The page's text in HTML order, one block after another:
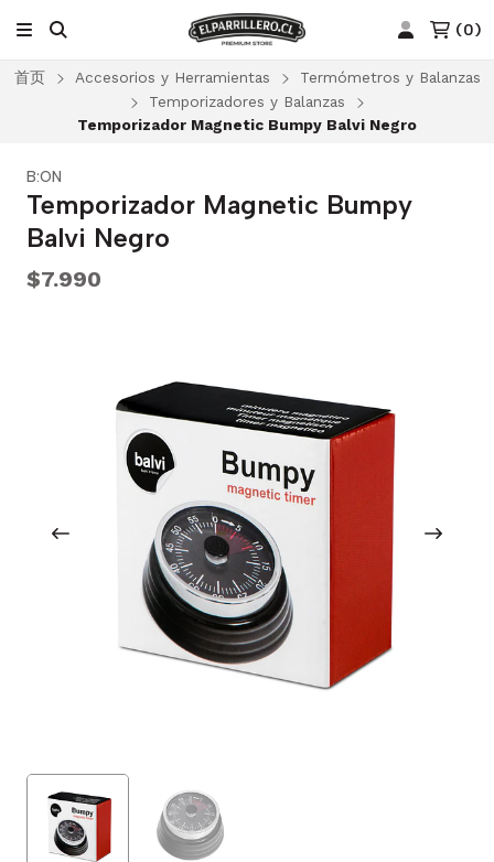
(0)
首页 Accesorios y Herramientas
Termómetros y Balanzas
Temporizadores y Balanzas
Temporizador Magnetic Bumpy Balvi Negro
B:ON
Temporizador Magnetic Bumpy
Balvi Negro
$7.990